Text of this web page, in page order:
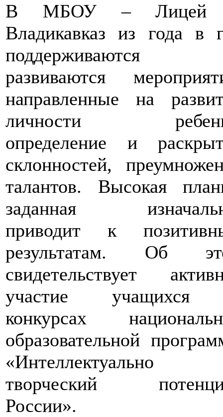
В МБОУ – Лицей
Владикавказ из года в
развиваются
направленные на
личности
определение и
склонностей,
талантов. Высокая
заданная
приводит к
результатам. Об
свидетельствует
участие
конкурсах
образовательной
творческий
России».